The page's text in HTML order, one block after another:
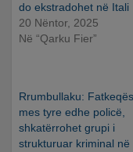
do ekstradohet në Itali
20 Nëntor, 2025
Në “Qarku Fier”
Rrumbullaku:
mes tyre edhe policë,
shkatërrohet grupi i
strukturuar kriminal në